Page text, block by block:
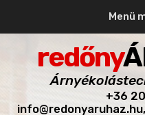
redőny
+36
Menü